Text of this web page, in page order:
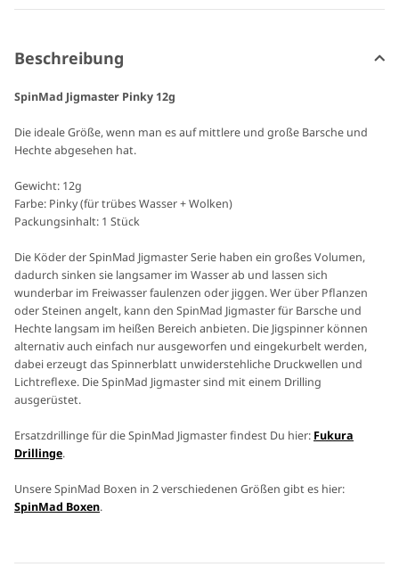
Beschreibung
SpinMad Jigmaster Pinky 12g
Die ideale Größe, wenn man es auf mittlere und große Barsche und
Hechte abgesehen hat.
Gewicht: 12g
Farbe: Pinky (für trübes Wasser + Wolken)
Packungsinhalt: 1 Stück
Die Köder der SpinMad Jigmaster Serie haben ein großes Volumen,
dadurch sinken sie langsamer im Wasser ab und lassen sich
wunderbar im Freiwasser faulenzen oder jiggen. Wer über Pflanzen
oder Steinen angelt, kann den SpinMad Jigmaster für Barsche und
Hechte langsam im heißen Bereich anbieten. Die Jigspinner können
alternativ auch einfach nur ausgeworfen und eingekurbelt werden,
dabei erzeugt das Spinnerblatt unwiderstehliche Druckwellen und
Lichtreflexe. Die SpinMad Jigmaster sind mit einem Drilling
ausgerüstet.
Ersatzdrillinge für die SpinMad Jigmaster findest Du hier: Fukura
Drillinge.
Unsere SpinMad Boxen in 2 verschiedenen Größen gibt es hier:
SpinMad Boxen.